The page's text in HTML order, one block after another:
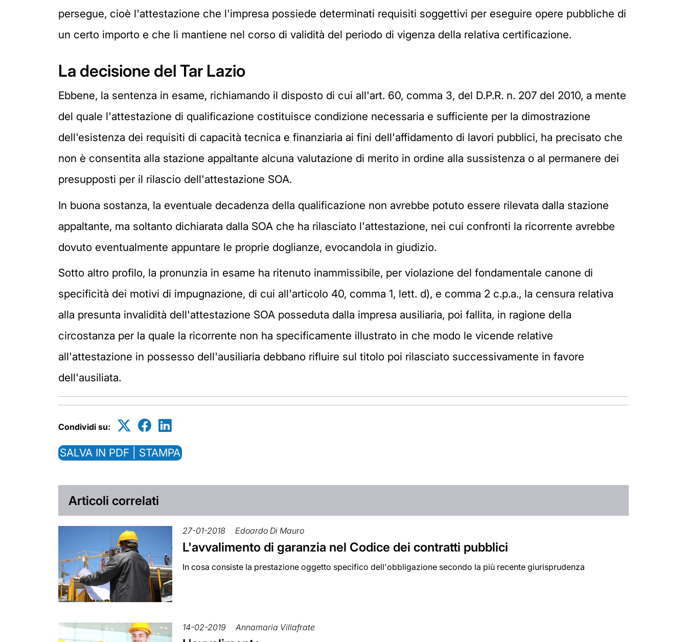
persegue, cioè l'attestazione che l'impresa possiede determinati requisiti soggettivi per eseguire opere pubbliche di
un certo importo e che li mantiene nel corso di validità del periodo di vigenza della relativa certificazione.
La decisione del Tar Lazio
Ebbene, la sentenza in esame, richiamando il disposto di cui all'art. 60, comma 3, del D.P.R. n. 207 del 2010, a mente
del quale l'attestazione di qualificazione costituisce condizione necessaria e sufficiente per la dimostrazione
dell'esistenza dei requisiti di capacità tecnica e finanziaria ai fini dell'affidamento di lavori pubblici, ha precisato che
non è consentita alla stazione appaltante alcuna valutazione di merito in ordine alla sussistenza o al permanere dei
presupposti per il rilascio dell'attestazione SOA.
In buona sostanza, la eventuale decadenza della qualificazione non avrebbe potuto essere rilevata dalla stazione
appaltante, ma soltanto dichiarata dalla SOA che ha rilasciato l'attestazione, nei cui confronti la ricorrente avrebbe
dovuto eventualmente appuntare le proprie doglianze, evocandola in giudizio.
Sotto altro profilo, la pronunzia in esame ha ritenuto inammissibile, per violazione del fondamentale canone di
specificità dei motivi di impugnazione, di cui all'articolo 40, comma 1, lett. d), e comma 2 c.p.a., la censura relativa
alla presunta invalidità dell'attestazione SOA posseduta dalla impresa ausiliaria, poi fallita, in ragione della
circostanza per la quale la ricorrente non ha specificamente illustrato in che modo le vicende relative
all'attestazione in possesso dell'ausiliaria debbano rifluire sul titolo poi rilasciato successivamente in favore
dell'ausiliata.
Condividi su:
SALVA IN PDF | STAMPA
Articoli correlati
27-01-2018 Edoardo Di Mauro
L'avvalimento di garanzia nel Codice dei contratti pubblici
In cosa consiste la prestazione oggetto specifico dell'obbligazione secondo la più recente giurisprudenza
14-02-2019 Annamaria Villafrate